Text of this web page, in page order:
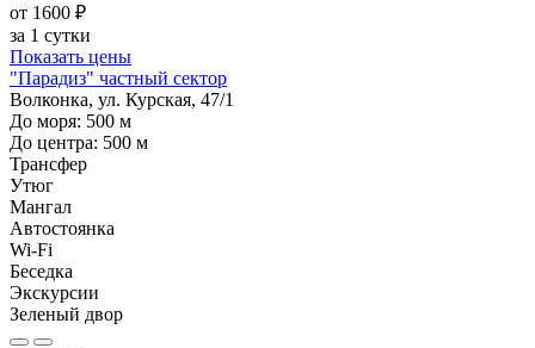
от 1600 ₽
за 1 сутки
Показать цены
"Парадиз" частный сектор
Волконка, ул. Курская, 47/1
До моря: 500 м
До центра: 500 м
Трансфер
Утюг
Мангал
Автостоянка
Wi-Fi
Беседка
Экскурсии
Зеленый двор